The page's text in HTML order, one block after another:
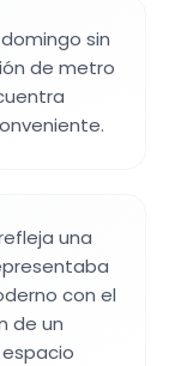
sin
de metro
una
con el
de un